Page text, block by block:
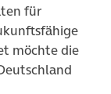
für
möchte die